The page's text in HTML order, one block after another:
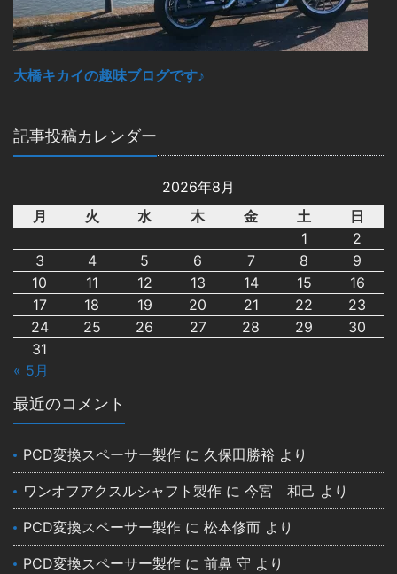
大橋キカイの趣味ブログです♪
記事投稿カレンダー
2026年8月
月
火 水 木 金 土
日
1
2
3
4 5 6 7 8
9
10
11 12 13 14 15
16
17
18 19 20 21 22
23
24
25 26 27 28 29
30
31
« 5月
最近のコメント
PCD変換スペーサー製作 に 久保田勝裕 より
ワンオフアクスルシャフト製作 に今宮 和己 より
PCD変換スペーサー製作 に松本修而 より
PCD変換スペーサー製作 に前鼻 守 より